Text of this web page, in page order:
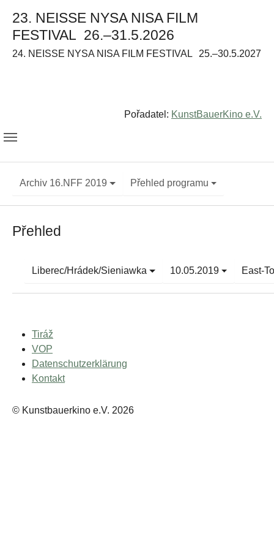
23. NEISSE NYSA NISA FILM
FESTIVAL 26.–31.5.2026
24. NEISSE NYSA NISA FILM FESTIVAL 25.–30.5.2027
Pořadatel: KunstBauerKino e.V.
Archiv 16.NFF 2019 Přehled programu
Přehled
Liberec/Hrádek/Sieniawka 10.05.2019 East-
Tiráž
VOP
Datenschutzerklärung
Kontakt
© Kunstbauerkino e.V. 2026